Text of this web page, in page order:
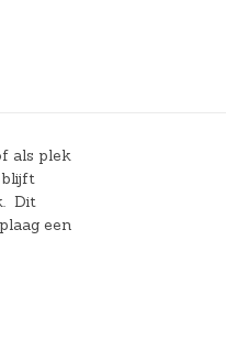
als plek
blijft
Dit
een